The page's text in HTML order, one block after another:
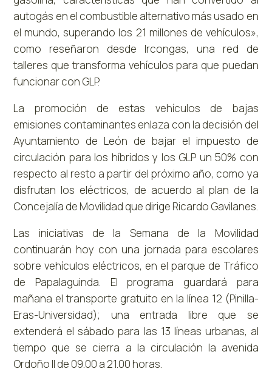
autogás en el combustible alternativo más usado en
el mundo, superando los 21 millones de vehículos»,
como reseñaron desde Ircongas, una red de
talleres que transforma vehículos para que puedan
funcionar con GLP.
La promoción de estas vehículos de bajas
emisiones contaminantes enlaza con la decisión del
Ayuntamiento de León de bajar el impuesto de
circulación para los híbridos y los GLP un 50% con
respecto al resto a partir del próximo año, como ya
disfrutan los eléctricos, de acuerdo al plan de la
Concejalía de Movilidad que dirige Ricardo Gavilanes.
Las iniciativas de la Semana de la Movilidad
continuarán hoy con una jornada para escolares
sobre vehículos eléctricos, en el parque de Tráfico
de Papalaguinda. El programa guardará para
mañana el transporte gratuito en la línea 12 (Pinilla-
Eras-Universidad); una entrada libre que se
extenderá el sábado para las 13 líneas urbanas, al
tiempo que se cierra a la circulación la avenida
Ordoño II de 09.00 a 21.00 horas.